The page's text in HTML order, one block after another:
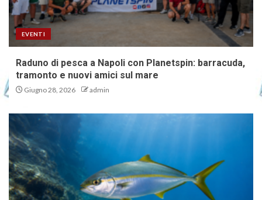
EVENTI
Raduno di pesca a Napoli con Planetspin: barracuda,
tramonto e nuovi amici sul mare
Giugno 28, 2026 admin